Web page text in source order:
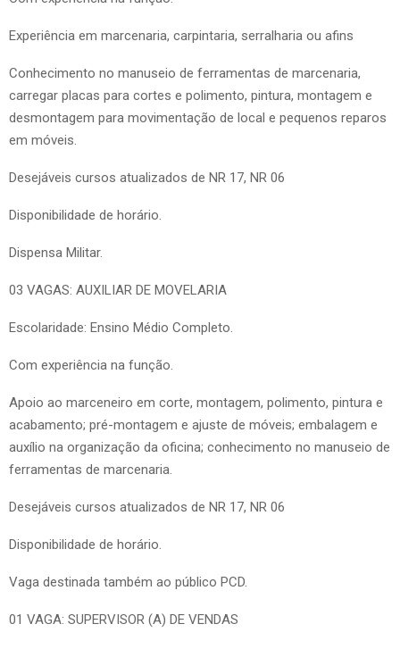
Experiência em marcenaria, carpintaria, serralharia ou afins
Conhecimento no manuseio de ferramentas de marcenaria,
carregar placas para cortes e polimento, pintura, montagem e
desmontagem para movimentação de local e pequenos reparos
em móveis.
Desejáveis cursos atualizados de NR 17, NR 06
Disponibilidade de horário.
Dispensa Militar.
03 VAGAS: AUXILIAR DE MOVELARIA
Escolaridade: Ensino Médio Completo.
Com experiência na função.
Apoio ao marceneiro em corte, montagem, polimento, pintura e
acabamento; pré-montagem e ajuste de móveis; embalagem e
auxílio na organização da oficina; conhecimento no manuseio de
ferramentas de marcenaria.
Desejáveis cursos atualizados de NR 17, NR 06
Disponibilidade de horário.
Vaga destinada também ao público PCD.
01 VAGA: SUPERVISOR (A) DE VENDAS